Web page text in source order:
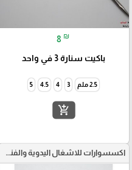
8 ₪
باكيت سنارة 3 في واحد
2.5 ملم 3
4
4.5
5
add_shopping_cart
اكسسوارات للاشغال اليدوية والفنون